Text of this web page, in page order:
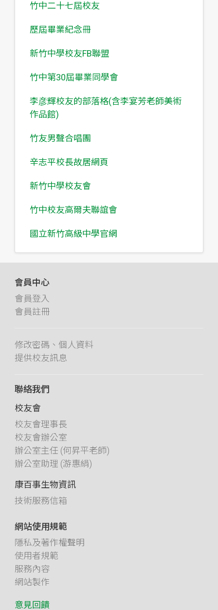
竹中二十七屆校友
歷屆畢業紀念冊
新竹中學校友FB聯盟
竹中第30屆畢業同學會
李彦輝校友的部落格(含李宴芳老師美術
作品館)
竹友男聲合唱團
辛志平校長故居網頁
新竹中學校友會
竹中校友高爾夫聯誼會
國立新竹高級中學官網
會員中心
會員登入
會員註冊
修改密碼、個人資料
提供校友訊息
聯絡我們
校友會
校友會理事長
校友會辦公室
辦公室主任 (何昇平老師)
辦公室助理 (游惠絹)
康百事生物資訊
技術服務信箱
網站使用規範
隱私及著作權聲明
使用者規範
服務內容
網站製作
意見回饋